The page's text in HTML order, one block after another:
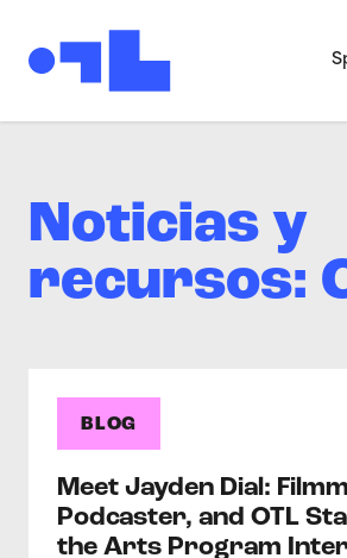
Noticias y
recursos:
BLOG
Meet Jayden Dial:
Podcaster, and OTL
the Arts Program